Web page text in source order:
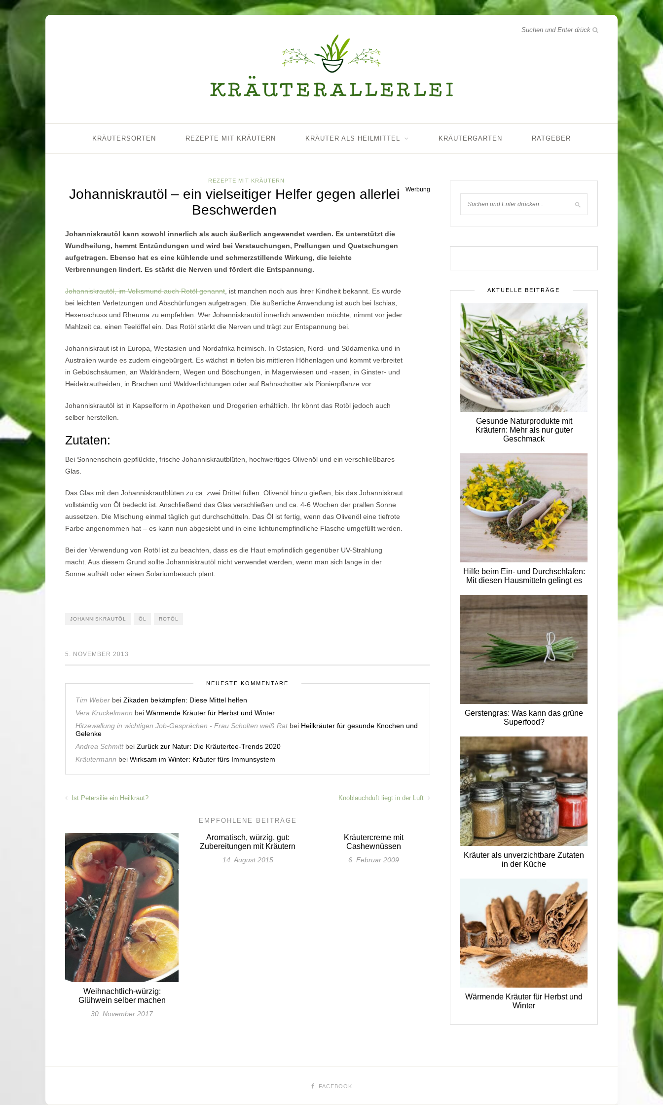
KRÄUTERSORTEN REZEPTE MIT KRÄUTERN KRÄUTER ALS HEILMITTEL KRÄUTERGARTEN RATGEBER
REZEPTE MIT KRÄUTERN
Johanniskrautöl – ein vielseitiger Helfer gegen allerlei
Beschwerden
Werbung
Johanniskrautöl kann sowohl innerlich als auch äußerlich angewendet werden. Es unterstützt die
Wundheilung, hemmt Entzündungen und wird bei Verstauchungen, Prellungen und Quetschungen
aufgetragen. Ebenso hat es eine kühlende und schmerzstillende Wirkung, die leichte
Verbrennungen lindert. Es stärkt die Nerven und fördert die Entspannung.
Johanniskrautöl, im Volksmund auch Rotöl genannt , ist manchen noch aus ihrer Kindheit bekannt. Es wurde
bei leichten Verletzungen und Abschürfungen aufgetragen. Die äußerliche Anwendung ist auch bei Ischias,
Hexenschuss und Rheuma zu empfehlen. Wer Johanniskrautöl innerlich anwenden möchte, nimmt vor jeder
Mahlzeit ca. einen Teelöffel ein. Das Rotöl stärkt die Nerven und trägt zur Entspannung bei.
Johanniskraut ist in Europa, Westasien und Nordafrika heimisch. In Ostasien, Nord- und Südamerika und in
Australien wurde es zudem eingebürgert. Es wächst in tiefen bis mittleren Höhenlagen und kommt verbreitet
in Gebüschsäumen, an Waldrändern, Wegen und Böschungen, in Magerwiesen und -rasen, in Ginster- und
Heidekrautheiden, in Brachen und Waldverlichtungen oder auf Bahnschotter als Pionierpflanze vor.
Johanniskrautöl ist in Kapselform in Apotheken und Drogerien erhältlich. Ihr könnt das Rotöl jedoch auch
selber herstellen.
Zutaten:
Bei Sonnenschein gepflückte, frische Johanniskrautblüten, hochwertiges Olivenöl und ein verschließbares
Glas.
Das Glas mit den Johanniskrautblüten zu ca. zwei Drittel füllen. Olivenöl hinzu gießen, bis das Johanniskraut
vollständig von Öl bedeckt ist. Anschließend das Glas verschließen und ca. 4-6 Wochen der prallen Sonne
aussetzen. Die Mischung einmal täglich gut durchschütteln. Das Öl ist fertig, wenn das Olivenöl eine tiefrote
Farbe angenommen hat – es kann nun abgesiebt und in eine lichtunempfindliche Flasche umgefüllt werden.
Bei der Verwendung von Rotöl ist zu beachten, dass es die Haut empfindlich gegenüber UV-Strahlung
macht. Aus diesem Grund sollte Johanniskrautöl nicht verwendet werden, wenn man sich lange in der
Sonne aufhält oder einen Solariumbesuch plant.
JOHANNISKRAUTÖL ÖL ROTÖL
5. NOVEMBER 2013
NEUESTE KOMMENTARE
Tim Weber bei Zikaden bekämpfen: Diese Mittel helfen
Vera Kruckelmann bei Wärmende Kräuter für Herbst und Winter
Hitzewallung in wichtigen Job-Gesprächen - Frau Scholten weiß Ratbei Heilkräuter für gesunde Knochen und
Gelenke
Andrea Schmittbei Zurück zur Natur: Die Kräutertee-Trends 2020
Kräutermann bei Wirksam im Winter: Kräuter fürs Immunsystem
Ist Petersilie ein Heilkraut? Knoblauchduft liegt in der Luft
EMPFOHLENE BEITRÄGE
Weihnachtlich-würzig:
Glühwein selber machen
30. November 2017
Aromatisch, würzig, gut:
Zubereitungen mit Kräutern
14. August 2015
Kräutercreme mit
Cashewnüssen
6. Februar 2009
AKTUELLE BEITRÄGE
Gesunde Naturprodukte mit
Kräutern: Mehr als nur guter
Geschmack
Hilfe beim Ein- und Durchschlafen:
Mit diesen Hausmitteln gelingt es
Gerstengras: Was kann das grüne
Superfood?
Kräuter als unverzichtbare Zutaten
in der Küche
Wärmende Kräuter für Herbst und
Winter
FACEBOOK